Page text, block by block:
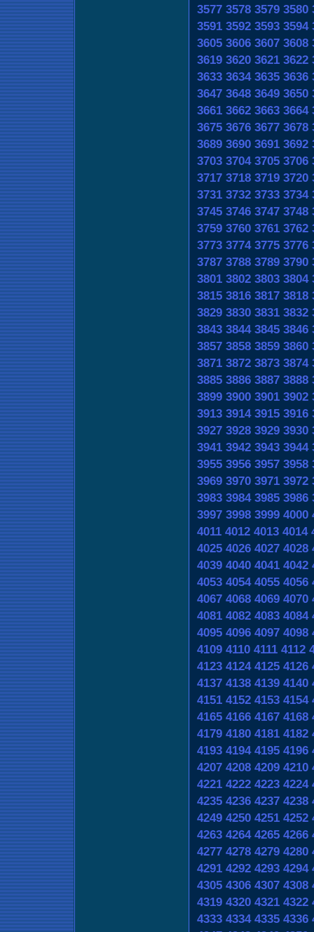
3577 3578 3579 3580
3591 3592 3593 3594
3605 3606 3607 3608
3619 3620 3621 3622
3633 3634 3635 3636
3647 3648 3649 3650
3661 3662 3663 3664
3675 3676 3677 3678
3689 3690 3691 3692
3703 3704 3705 3706
3717 3718 3719 3720
3731 3732 3733 3734
3745 3746 3747 3748
3759 3760 3761 3762
3773 3774 3775 3776
3787 3788 3789 3790
3801 3802 3803 3804
3815 3816 3817 3818
3829 3830 3831 3832
3843 3844 3845 3846
3857 3858 3859 3860
3871 3872 3873 3874
3885 3886 3887 3888
3899 3900 3901 3902
3913 3914 3915 3916
3927 3928 3929 3930
3941 3942 3943 3944
3955 3956 3957 3958
3969 3970 3971 3972
3983 3984 3985 3986
3997 3998 3999 4000
4011 4012 4013 4014
4025 4026 4027 4028
4039 4040 4041 4042
4053 4054 4055 4056
4067 4068 4069 4070
4081 4082 4083 4084
4095 4096 4097 4098
4109 4110 4111 4112
4123 4124 4125 4126
4137 4138 4139 4140
4151 4152 4153 4154
4165 4166 4167 4168
4179 4180 4181 4182
4193 4194 4195 4196
4207 4208 4209 4210
4221 4222 4223 4224
4235 4236 4237 4238
4249 4250 4251 4252
4263 4264 4265 4266
4277 4278 4279 4280
4291 4292 4293 4294
4305 4306 4307 4308
4319 4320 4321 4322
4333 4334 4335 4336